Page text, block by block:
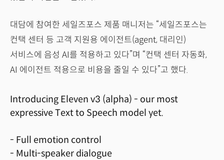
대담에 참여한 세일즈포스 제품 매니저는 “세일즈포스는
컨택 센터 등 고객 지원용 에이전트(agent, 대리인)
서비스에 음성 AI를 적용하고 있다”며 “컨택 센터 자동화,
AI 에이전트 적용으로 비용을 줄일 수 있다”고 했다.
Introducing Eleven v3 (alpha) - our most
expressive Text to Speech model yet.
- Full emotion control
- Multi-speaker dialogue